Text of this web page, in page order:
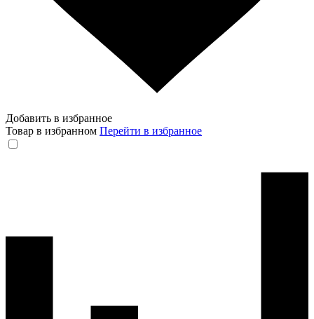
Добавить в избранное
Товар в избранном Перейти в избранное